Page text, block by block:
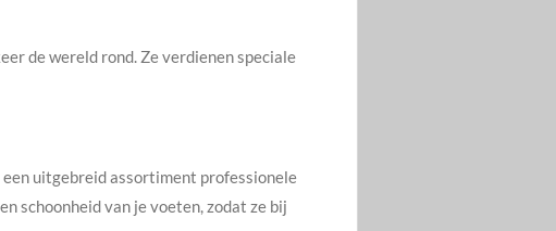
de wereld rond. Ze verdienen speciale
uitgebreid assortiment professionele
schoonheid van je voeten, zodat ze bij